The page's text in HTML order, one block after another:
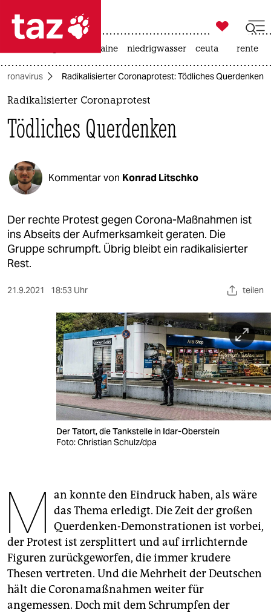
 taz zahl ich
taz zahl ich
politik
öko
gesellschaft
kultur
sport
wahrheit
veranstaltungen
fragen & hilfe
abo
genossenschaft
epaper login

taz zahl ich
krieg in der ukraine niedrigwasser ceuta rente
Radikalisierter Coronaprotest: Tödliches Querdenken
Radikalisierter Coronaprotest
Tödliches Querdenken
Kommentar von Konrad Litschko
Der rechte Protest gegen Corona-Maßnahmen ist
ins Abseits der Aufmerksamkeit geraten. Die
Gruppe schrumpft. Übrig bleibt ein radikalisierter
Rest.
21.9.2021 18:53 Uhr teilen
Der Tatort, die Tankstelle in Idar-Oberstein
Foto: Christian Schulz/dpa
M an konnte den Eindruck haben, als wäre
das Thema erledigt. Die Zeit der großen
Querdenken-Demonstrationen ist vorbei,
der Protest ist zersplittert und auf irrlichternde
Figuren zurückgeworfen, die immer krudere
Thesen vertreten. Und die Mehrheit der Deutschen
hält die Coronamaßnahmen weiter für
angemessen. Doch mit dem Schrumpfen der